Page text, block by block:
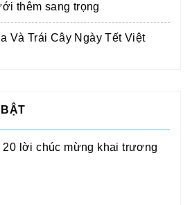
thêm sang trọng
Và Trái Cây Ngày Tết Việt
20 lời chúc mừng khai trương